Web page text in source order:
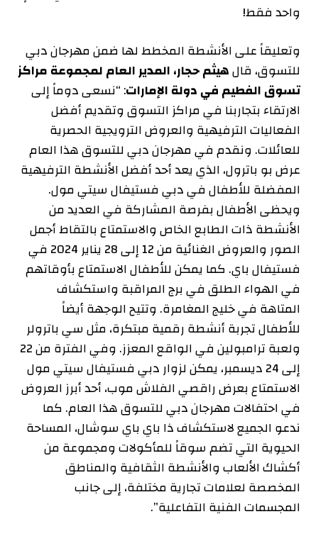
واحد فقط!
وتعليقاً على الأنشطة المخطط لها ضمن مهرجان دبي
للتسوق، قالهيثم حجار، المدير العام لمجموعة مراكز
تسوق الفطيم في دولة الإمارات: “نسعى دوماً إلى
الارتقاء بتجاربنا في مراكز التسوق وتقديم أفضل
الفعاليات الترفيهية والعروض الترويجية الحصرية
للعائلات. ونقدم في مهرجان دبي للتسوق هذا العام
عرض بو باترول، الذي يعد أحد أفضل الأنشطة الترفيهية
المفضلة للأطفال في دبي فستيفال سيتي مول.
ويحظى الأطفال بفرصة المشاركة في العديد من
الأنشطة ذات الطابع الخاص والاستمتاع بالتقاط أجمل
الصور والعروض الغنائية من 12 إلى 28 يناير 2024 في
فستيفال باي. كما يمكن للأطفال الاستمتاع بأوقاتهم
في الهواء الطلق في برج المراقبة واستكشاف
المتاهة في خليج المغامرة. وتتيح الوجهة أيضاً
للأطفال تجربة أنشطة رقمية مبتكرة، مثل سي باترولر
ولعبة ترامبولين في الواقع المعزز. وفي الفترة من 22
إلى 24 ديسمبر، يمكن لزوار دبي فستيفال سيتي مول
الاستمتاع بعرض راقصي الفلاش موب، أحد أبرز العروض
في احتفالات مهرجان دبي للتسوق هذا العام. كما
ندعو الجميع لاستكشاف ذا باي باي سوشال، المساحة
الحيوية التي تضم سوقاً للمأكولات ومجموعة من
أكشاك الألعاب والأنشطة الثقافية والمناطق
المخصصة لعلامات تجارية مختلفة، إلى جانب
المجسمات الفنية التفاعلية”.